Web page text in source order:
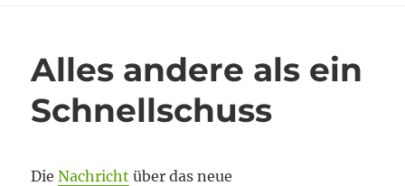
Experiment
Alles andere als ein
Schnellschuss
DieNachricht über das neue